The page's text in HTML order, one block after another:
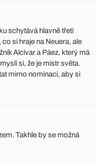
schytává hlavně třetí
si hraje na Neuera, ale
Alcívar a Páez, který má
si, že je mistr světa.
mimo nominaci, aby si
Takhle by se možná